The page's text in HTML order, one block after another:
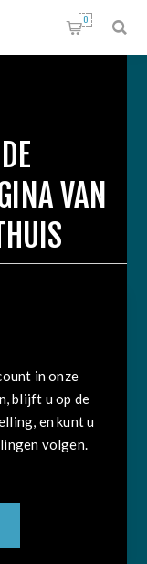
0
VAN
in onze
blijft u op de
en kunt u
volgen.